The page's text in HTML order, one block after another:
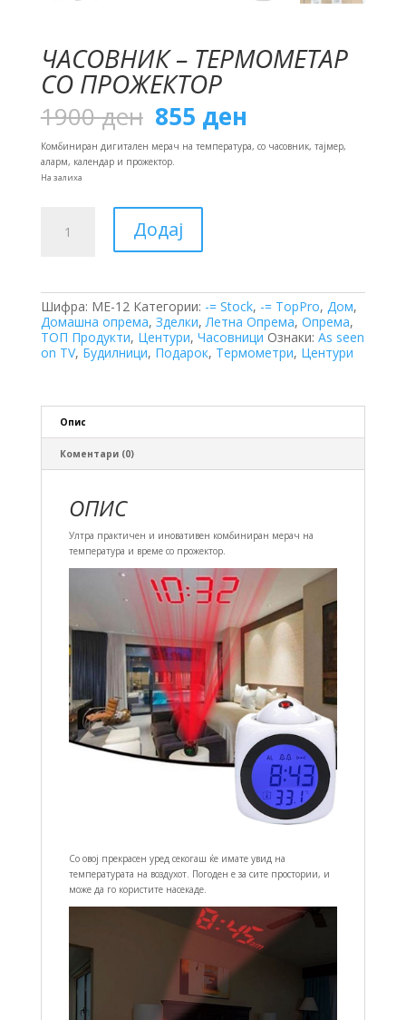
ЧАСОВНИК – ТЕРМОМЕТАР
СО ПРОЖЕКТОР
1900ден Original
price
was:
1900 ден.
855 ден
is:
855 ден.
Комбиниран дигитален мерач на температура, со часовник, тајмер,
аларм, календар и прожектор.
На залиха
количина
Додај
Шифра: ME-12 Категории: -= Stock, -= TopPro, Дом,
Домашна опрема, Зделки,Летна Опрема, Опрема,
ТОП Продукти, Центури, Часовници Ознаки: As seen
on TV, Будилници, Подарок, Термометри, Центури
Опис
Коментари (0)
ОПИС
Ултра практичен и иновативен комбиниран мерач на
температура и време со прожектор.
Со овој прекрасен уред секогаш ќе имате увид на
температурата на воздухот. Погоден е за сите простории, и
може да го користите насекаде.